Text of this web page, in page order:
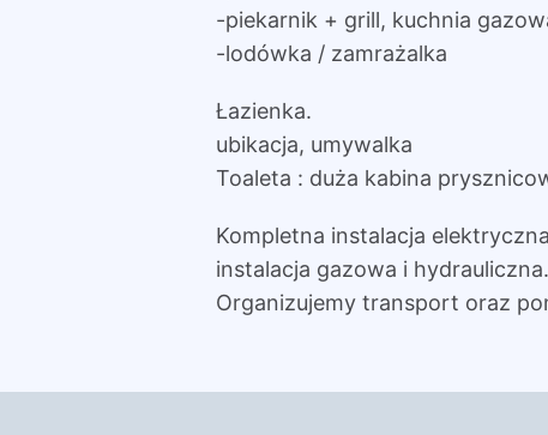
-piekarnik + grill, kuchnia
-lodówka / zamrażalka
Łazienka.
ubikacja, umywalka
Toaleta : duża kabina
Kompletna instalacja
instalacja gazowa i hydrauliczna.
Organizujemy transport oraz